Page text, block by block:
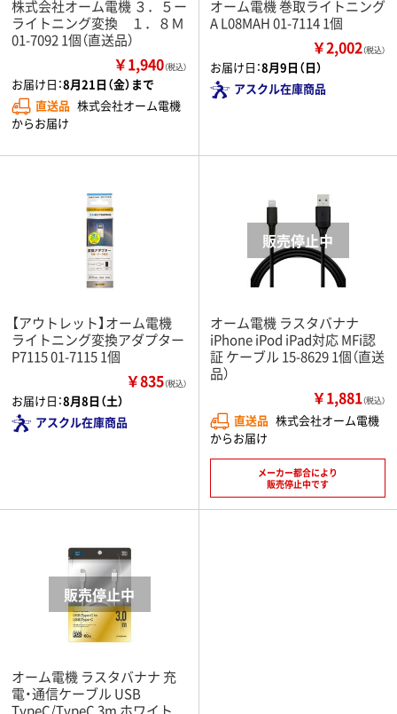
株式会社オーム電機 ３．５ー
ライトニング変換 １．８Ｍ
01-7092 1個（直送品）
￥1,940（税込）
お届け日：8月21日（金）まで
直送品 株式会社オーム電機
からお届け
オーム電機 巻取ライトニング
A L08MAH 01-7114 1個
￥2,002（税込）
お届け日：8月9日（日）
アスクル在庫商品
【アウトレット】オーム電機
ライトニング変換アダプター
P7115 01-7115 1個
￥835（税込）
お届け日：8月8日（土）
アスクル在庫商品
オーム電機 ラスタバナナ
iPhone iPod iPad対応 MFi認
証 ケーブル 15-8629 1個（直送
品）
￥1,881（税込）
直送品 株式会社オーム電機
からお届け
メーカー都合により
販売停止中です
オーム電機 ラスタバナナ 充
電・通信ケーブル USB
TypeC/TypeC 3m ホワイト